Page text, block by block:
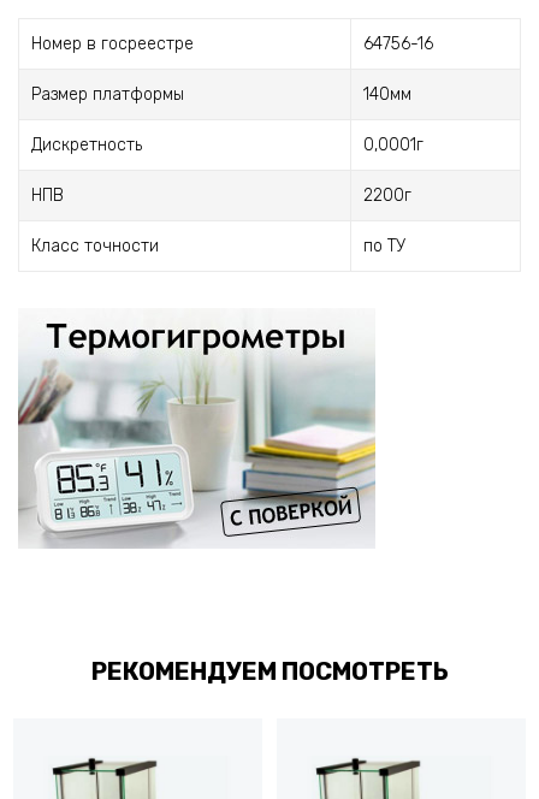
Номер в госреестре 64756-16
Размер платформы 140мм
Дискретность 0,0001г
НПВ 2200г
Класс точности по ТУ
РЕКОМЕНДУЕМ ПОСМОТРЕТЬ